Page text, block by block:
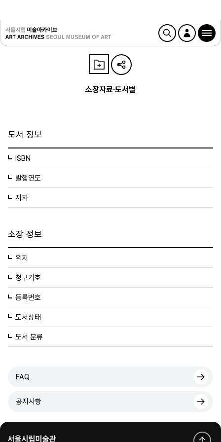
소장자료·도서별
도서 정보
ISBN
발행연도
저자
소장 정보
위치
청구기호
등록번호
도서상태
도서 분류
FAQ
공지사항